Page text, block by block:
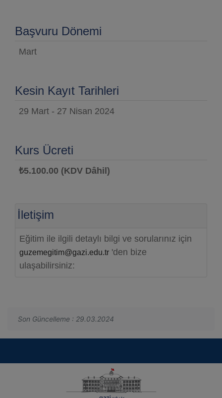
Başvuru Dönemi
Mart
Kesin Kayıt Tarihleri
29 Mart - 27 Nisan 2024
Kurs Ücreti
₺5.100.00 (KDV Dâhil)
İletişim
Eğitim ile ilgili detaylı bilgi ve sorularınız için
guzemegitim@gazi.edu.tr 'den bize
ulaşabilirsiniz:
Son Güncelleme : 29.03.2024